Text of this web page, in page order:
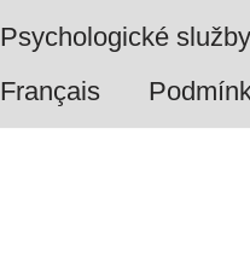
Psychologické služby
Français